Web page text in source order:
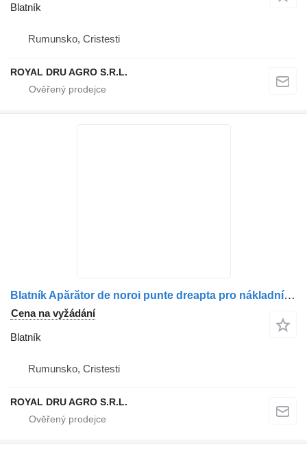
Blatník
Rumunsko, Cristesti
ROYAL DRU AGRO S.R.L.
Blatník Apărător de noroi punte dreapta pro nákladní auta Mercedes-Benz 9745220702 A9745220702 9745221101 A9745221101 9745220501 9745220501
Cena na vyžádání
Blatník
Rumunsko, Cristesti
ROYAL DRU AGRO S.R.L.